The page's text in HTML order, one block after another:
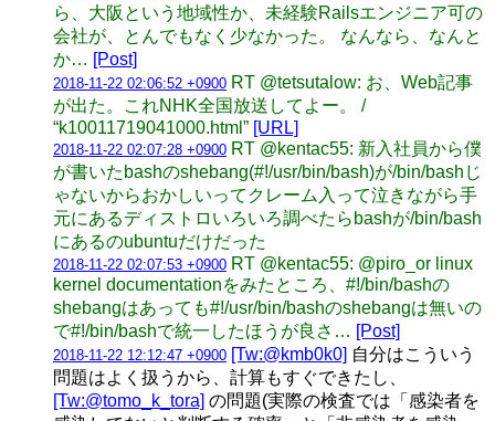
ら、大阪という地域性か、未経験Railsエンジニア可の
会社が、とんでもなく少なかった。 なんなら、なんと
か… [Post]
2018-11-22 02:06:52 +0900 RT @tetsutalow: お、Web記事
が出た。これNHK全国放送してよー。 /
“k10011719041000.html” [URL]
2018-11-22 02:07:28 +0900 RT @kentac55: 新入社員から僕
が書いたbashのshebang(#!/usr/bin/bash)が/bin/bashじ
ゃないからおかしいってクレーム入って泣きながら手
元にあるディストロいろいろ調べたらbashが/bin/bash
にあるのubuntuだけだった
2018-11-22 02:07:53 +0900 RT @kentac55: @piro_or linux
kernel documentationをみたところ、#!/bin/bashの
shebangはあっても#!/usr/bin/bashのshebangは無いの
で#!/bin/bashで統一したほうが良さ… [Post]
2018-11-22 12:12:47 +0900 [Tw:@kmb0k0] 自分はこういう
問題はよく扱うから、計算もすぐできたし、
[Tw:@tomo_k_tora] の問題(実際の検査では「感染者を